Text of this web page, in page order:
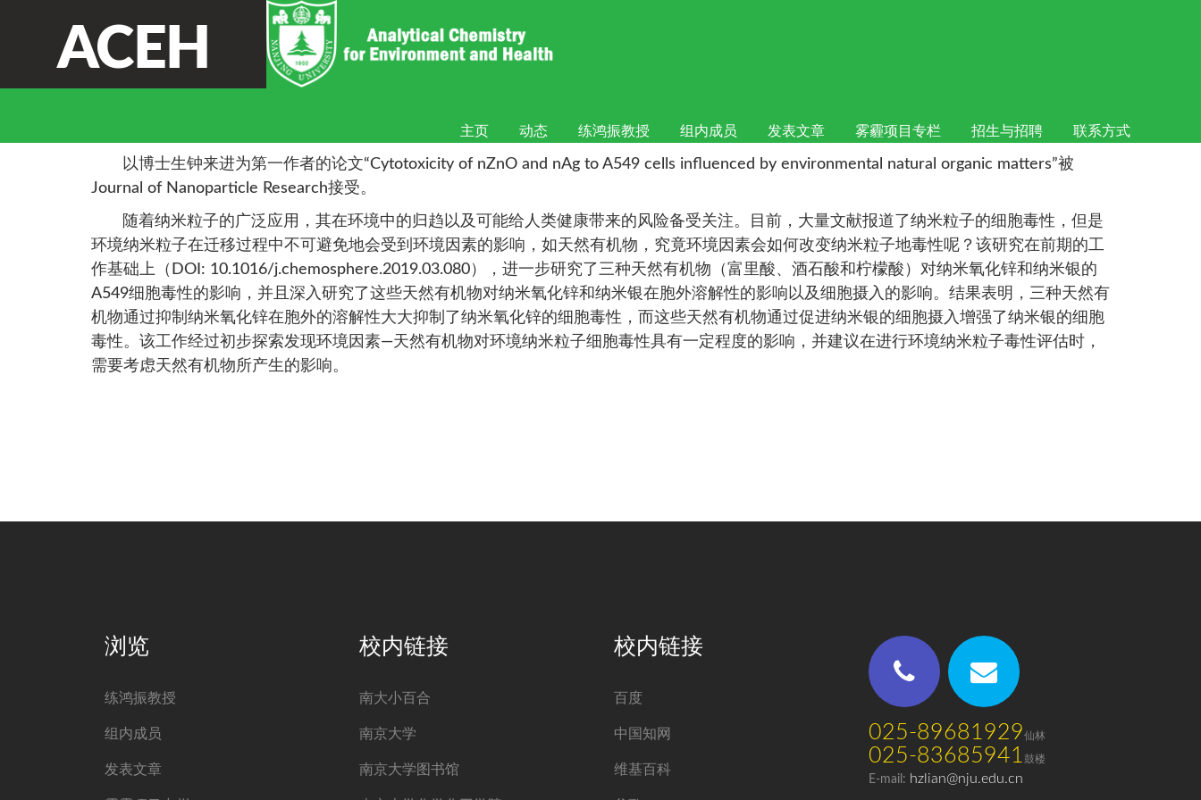
ACEH
主页 动态 练鸿振教授 组内成员 发表文章 雾霾项目专栏 招生与招聘 联系方式
祝贺钟来进的论文被Journal of nanoparticle research接受
以博士生钟来进为第一作者的论文“Cytotoxicity of nZnO and nAg to A549 cells influenced by environmental natural organic matters”被
Journal of Nanoparticle Research接受。
随着纳米粒子的广泛应用，其在环境中的归趋以及可能给人类健康带来的风险备受关注。目前，大量文献报道了纳米粒子的细胞毒性，但是
环境纳米粒子在迁移过程中不可避免地会受到环境因素的影响，如天然有机物，究竟环境因素会如何改变纳米粒子地毒性呢？该研究在前期的工
作基础上（DOI: 10.1016/j.chemosphere.2019.03.080），进一步研究了三种天然有机物（富里酸、酒石酸和柠檬酸）对纳米氧化锌和纳米银的
A549细胞毒性的影响，并且深入研究了这些天然有机物对纳米氧化锌和纳米银在胞外溶解性的影响以及细胞摄入的影响。结果表明，三种天然有
机物通过抑制纳米氧化锌在胞外的溶解性大大抑制了纳米氧化锌的细胞毒性，而这些天然有机物通过促进纳米银的细胞摄入增强了纳米银的细胞
毒性。该工作经过初步探索发现环境因素—天然有机物对环境纳米粒子细胞毒性具有一定程度的影响，并建议在进行环境纳米粒子毒性评估时，
需要考虑天然有机物所产生的影响。
浏览
练鸿振教授
组内成员
发表文章
校内链接
南大小百合
南京大学
南京大学图书馆
校内链接
百度
中国知网
维基百科
025-89681929仙林
025-83685941 鼓楼
E-mail: hzlian@nju.edu.cn